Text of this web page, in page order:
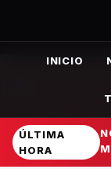
INICIO
ÚLTIMA
HORA